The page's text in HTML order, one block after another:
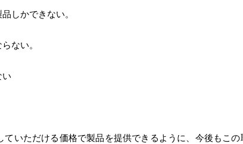
しかできない。
ない。
い
いただける価格で製品を提供できるように、今後もこの